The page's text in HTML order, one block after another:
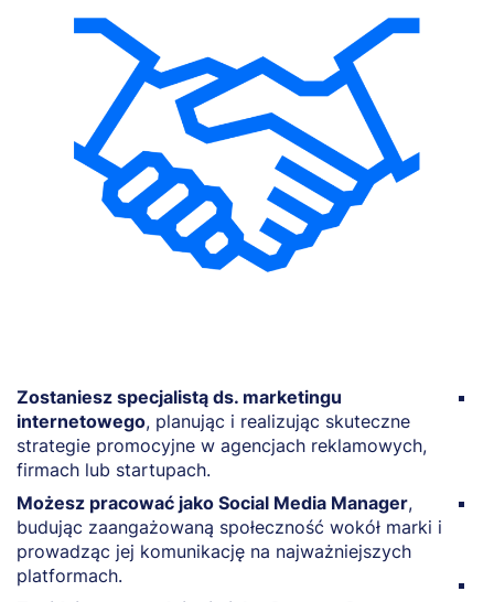
Zostaniesz specjalistą ds. marketingu
internetowego, planując i realizując skuteczne
strategie promocyjne w agencjach reklamowych,
firmach lub startupach.
Możesz pracować jako Social Media Manager,
budując zaangażowaną społeczność wokół marki i
prowadząc jej komunikację na najważniejszych
platformach.